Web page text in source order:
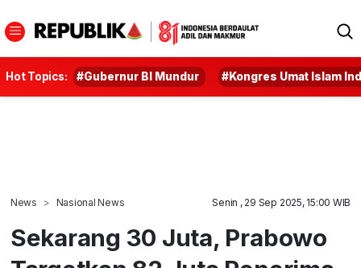
Hot Topics: #Gubernur BI Mundur #Kongres Umat Islam
News Nasional News Senin , 29 Sep 2025, 15:00 WIB
Sekarang 30 Juta, Prabowo